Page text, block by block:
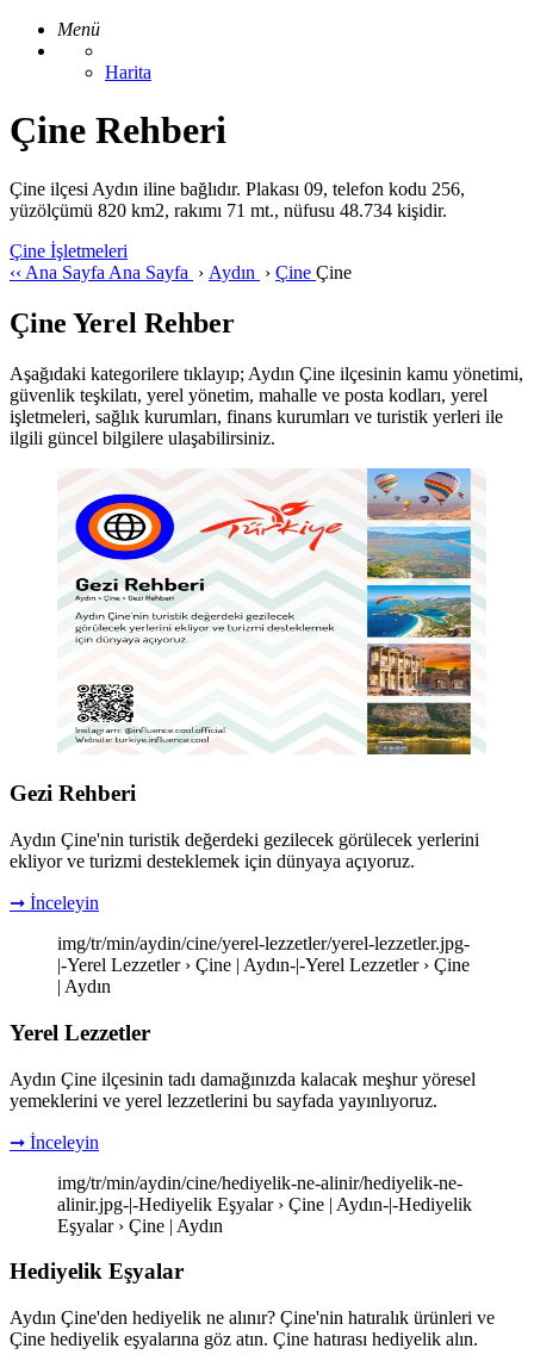
Menü
Harita
Çine Rehberi
Çine ilçesi Aydın iline bağlıdır. Plakası 09, telefon kodu 256,
yüzölçümü 820 km2, rakımı 71 mt., nüfusu 48.734 kişidir.
Çine İşletmeleri
‹‹ Ana Sayfa Ana Sayfa › Aydın › Çine Çine
Çine Yerel Rehber
Aşağıdaki kategorilere tıklayıp; Aydın Çine ilçesinin kamu yönetimi,
güvenlik teşkilatı, yerel yönetim, mahalle ve posta kodları, yerel
işletmeleri, sağlık kurumları, finans kurumları ve turistik yerleri ile
ilgili güncel bilgilere ulaşabilirsiniz.
Gezi Rehberi
Aydın Çine'nin turistik değerdeki gezilecek görülecek yerlerini
ekliyor ve turizmi desteklemek için dünyaya açıyoruz.
➞ İnceleyin
img/tr/min/aydin/cine/yerel-lezzetler/yerel-lezzetler.jpg-
|-Yerel Lezzetler › Çine | Aydın-|-Yerel Lezzetler › Çine
| Aydın
Yerel Lezzetler
Aydın Çine ilçesinin tadı damağınızda kalacak meşhur yöresel
yemeklerini ve yerel lezzetlerini bu sayfada yayınlıyoruz.
➞ İnceleyin
img/tr/min/aydin/cine/hediyelik-ne-alinir/hediyelik-ne-
alinir.jpg-|-Hediyelik Eşyalar › Çine | Aydın-|-Hediyelik
Eşyalar › Çine | Aydın
Hediyelik Eşyalar
Aydın Çine'den hediyelik ne alınır? Çine'nin hatıralık ürünleri ve
Çine hediyelik eşyalarına göz atın. Çine hatırası hediyelik alın.